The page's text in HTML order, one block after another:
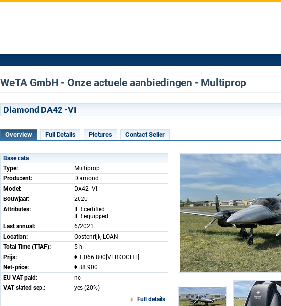
WeTA GmbH - Onze actuele aanbiedingen - Multiprop
Diamond DA42 -VI
Overview Full Details Pictures Contact Seller
Base data
Type:
Multiprop
Producent:
Diamond
Model:
DA42 -VI
Bouwjaar:
2020
Attributes:
IFR certified
IFR equipped
Last annual:
6/2021
Location:
Oostenrijk, LOAN
Total Time (TTAF):
5 h
Prijs:
€ 1.066.800[VERKOCHT]
Net-price:
€ 88.900
EU VAT paid:
no
VAT stated sep.:
yes (20%)
Full details